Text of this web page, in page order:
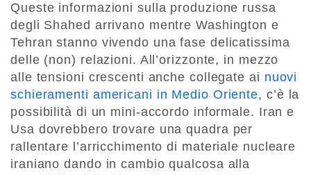
Queste informazioni sulla produzione russa
degli Shahed arrivano mentre Washington e
Tehran stanno vivendo una fase delicatissima
delle (non) relazioni. All’orizzonte, in mezzo
alle tensioni crescenti anche collegate ai nuovi
schieramenti americani in Medio Oriente, c’è la
possibilità di un mini-accordo informale. Iran e
Usa dovrebbero trovare una quadra per
rallentare l’arricchimento di materiale nucleare
iraniano dando in cambio qualcosa alla